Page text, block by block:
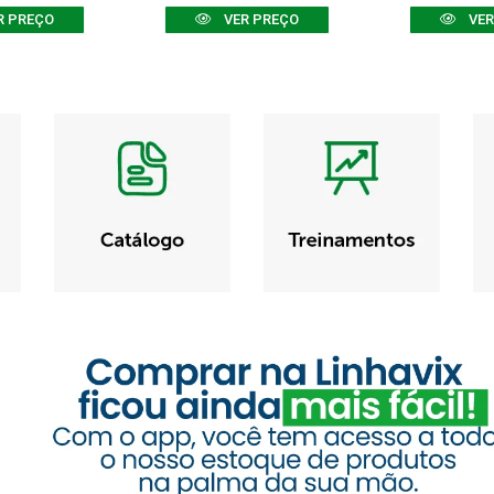
PREÇO VER PREÇO